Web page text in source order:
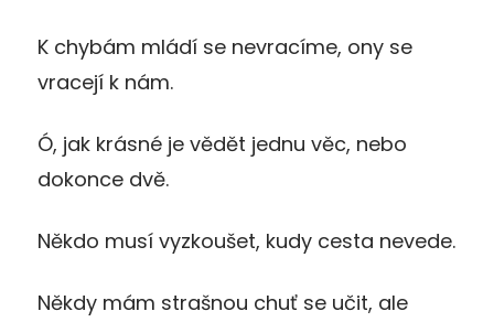
K chybám mládí se nevracíme, ony se
vracejí k nám.
Ó, jak krásné je vědět jednu věc, nebo
dokonce dvě.
Někdo musí vyzkoušet, kudy cesta nevede.
Někdy mám strašnou chuť se učit, ale